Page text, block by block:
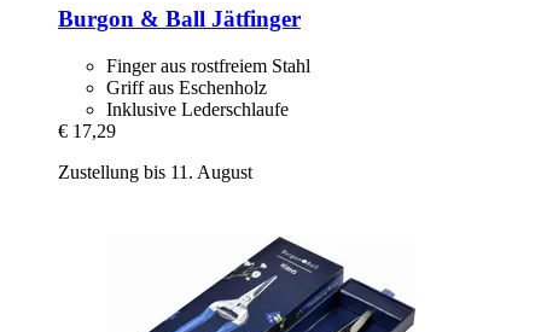
Burgon & Ball Jätfinger
Finger aus rostfreiem Stahl
Griff aus Eschenholz
Inklusive Lederschlaufe
€ 17,29
Zustellung bis 11. August